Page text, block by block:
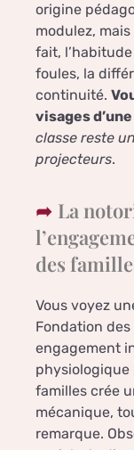
origine
modulez,
fait,
foules, la
continuité.
visages
classe reste
projecteurs.
La
des
Vous voyez
Fondation
engagement
physiologique
familles crée
mécanique,
remarque.